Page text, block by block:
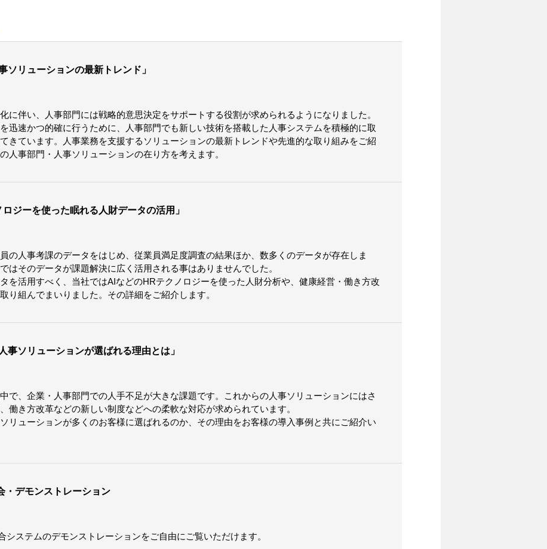
リューションの最新トレンド」
に伴い、人事部門には戦略的意思決定をサポートする役割が求められるようになりました。
迅速かつ的確に行うために、人事部門でも新しい技術を搭載した人事システムを積極的に取
きています。人事業務を支援するソリューションの最新トレンドや先進的な取り組みをご紹
人事部門・人事ソリューションの在り方を考えます。
ジーを使った眠れる人財データの活用」
の人事考課のデータをはじめ、従業員満足度調査の結果ほか、数多くのデータが存在しま
はそのデータが課題解決に広く活用される事はありませんでした。
を活用すべく、当社ではAIなどのHRテクノロジーを使った人財分析や、健康経営・働き方改
り組んでまいりました。その詳細をご紹介します。
ソリューションが選ばれる理由とは」
で、企業・人事部門での人手不足が大きな課題です。これからの人事ソリューションにはさ
働き方改革などの新しい制度などへの柔軟な対応が求められています。
リューションが多くのお客様に選ばれるのか、その理由をお客様の導入事例と共にご紹介い
・デモンストレーション
システムのデモンストレーションをご自由にご覧いただけます。